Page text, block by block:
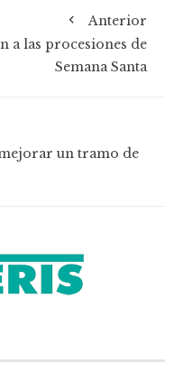
Anterior
a las procesiones de
Semana Santa
un tramo de